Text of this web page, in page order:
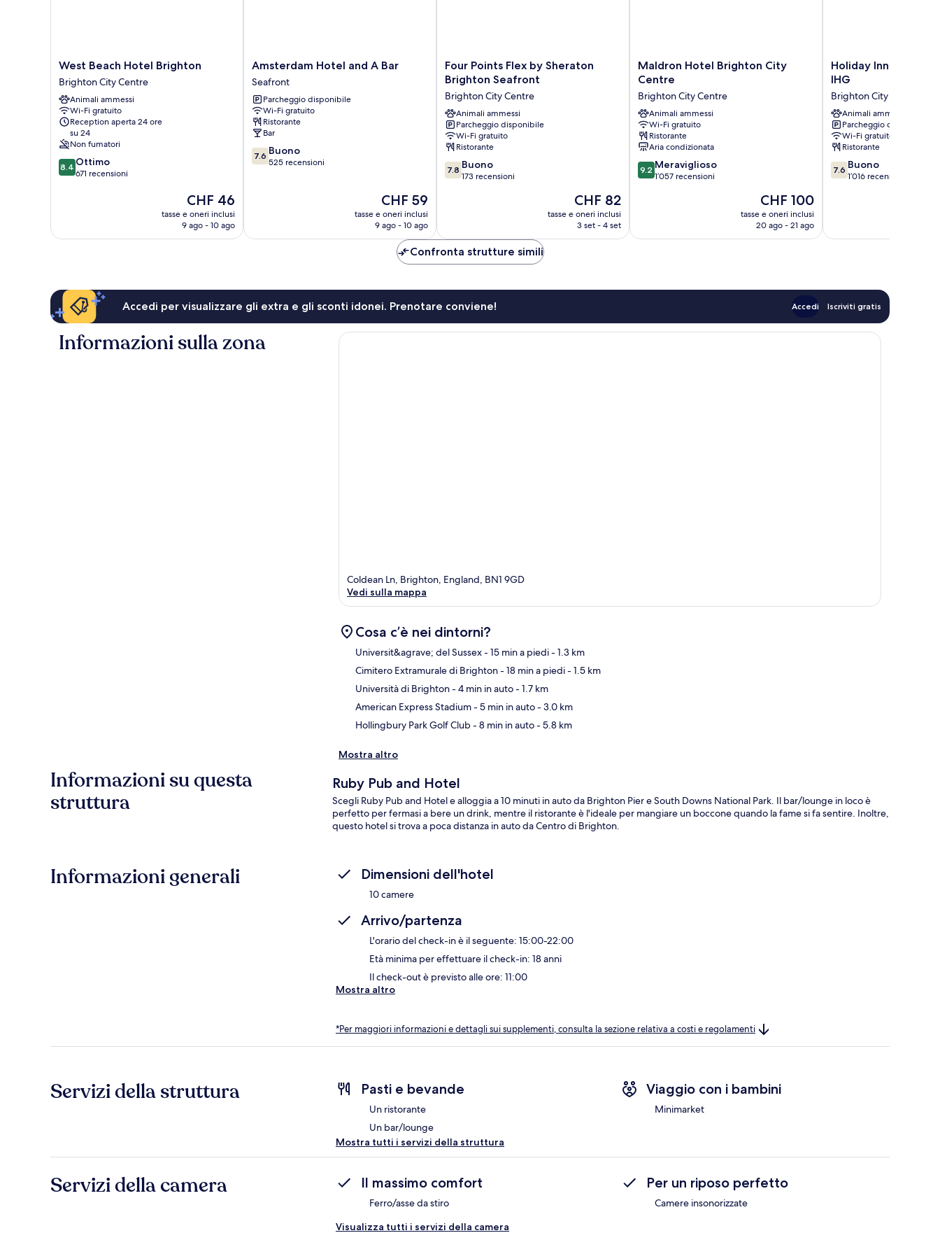
West
Beach
Hotel
Brighton
Brighton
City
Centre
West Beach Hotel Brighton
Brighton City Centre
Animali ammessi
Wi-Fi gratuito
Reception aperta 24 ore
su 24
Non fumatori
8.4
su
8.4 Ottimo
671 recensioni
Il
prezzo
attuale
CHF 46
tasse e oneri inclusi
9 ago - 10 ago
Amsterdam
Hotel
and
A
Bar
Seafront
Amsterdam Hotel and A Bar
Seafront
Parcheggio disponibile
Wi-Fi gratuito
Ristorante
Bar
7.6
su
7.6 Buono
525 recensioni
Il
prezzo
attuale
CHF 59
CHF 59
tasse e oneri inclusi
9 ago - 10 ago
Four
Points
Flex
by
Sheraton
Brighton
Seafront
Brighton
City
Centre
Four Points Flex by Sheraton
Brighton Seafront
Brighton City Centre
Animali ammessi
Parcheggio disponibile
Wi-Fi gratuito
Ristorante
7.8
su
7.8 Buono
173 recensioni
Il
prezzo
attuale
CHF 82
tasse e oneri inclusi
3 set - 4 set
Maldron
Hotel
City
Centre
Brighton
City
Centre
Maldron Hotel Brighton City
Centre
Brighton City Centre
Animali ammessi
Wi-Fi gratuito
Ristorante
Aria condizionata
9.2
su
9.2 Meraviglioso
1’057 recensioni
Il
prezzo
attuale
CHF 100
tasse e oneri inclusi
20 ago - 21 ago
Holiday
Inn
Seafront
by
IHG
Brighton
City
Centre
Holiday Inn
IHG
Brighton City Centre
Animali ammessi
Parcheggio disponibile
Wi-Fi gratuito
Ristorante
7.6
su
7.6 Buono
1’016 recensioni
Confronta strutture simili
Accedi per visualizzare gli extra e gli sconti idonei. Prenotare conviene! Accedi Iscriviti gratis
Informazioni sulla zona
Coldean Ln, Brighton, England, BN1 9GD
Vedi sulla mappa
Cosa c’è nei dintorni?
Universit&agrave; del Sussex- 15 min a piedi- 1.3 km
Cimitero Extramurale di Brighton- 18 min a piedi- 1.5 km
Università di Brighton- 4 min in auto- 1.7 km
American Express Stadium- 5 min in auto- 3.0 km
Hollingbury Park Golf Club- 8 min in auto- 5.8 km
Mostra altro
Informazioni su questa
struttura
Ruby Pub and Hotel
Scegli Ruby Pub and Hotel e alloggia a 10 minuti in auto da Brighton Pier e South Downs National Park. Il bar/lounge in loco è
perfetto per fermasi a bere un drink, mentre il ristorante è l'ideale per mangiare un boccone quando la fame si fa sentire. Inoltre,
questo hotel si trova a poca distanza in auto da Centro di Brighton.
Informazioni generali Dimensioni dell'hotel
10 camere
Arrivo/partenza
L'orario del check-in è il seguente: 15:00-22:00
Età minima per effettuare il check-in: 18 anni
Il check-out è previsto alle ore: 11:00
Mostra altro
*Per maggiori informazioni e dettagli sui supplementi, consulta la sezione relativa a costi e regolamenti
Servizi della struttura Pasti e bevande
Un ristorante
Un bar/lounge
Viaggio con i bambini
Minimarket
Mostra tutti i servizi della struttura
Servizi della camera Il massimo comfort
Ferro/asse da stiro
Per un riposo perfetto
Camere insonorizzate
Visualizza tutti i servizi della camera